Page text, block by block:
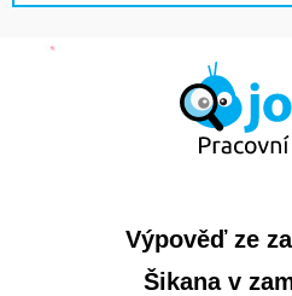
Výpověď ze
Šikana v